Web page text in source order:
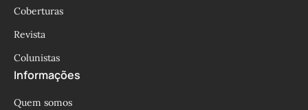
Coberturas
Revista
Colunistas
Informações
Quem somos